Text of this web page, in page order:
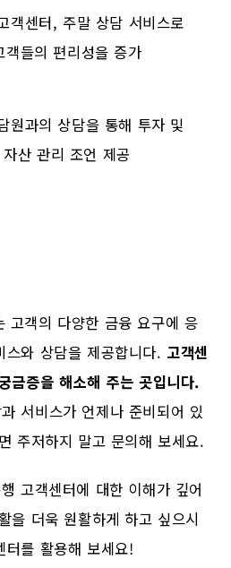
객센터, 주말 상담 서비스로
객들의 편리성을 증가
원과의 상담을 통해 투자 및
자산 관리 조언 제공
고객의 다양한 금융 요구에 응
와 상담을 제공합니다. 고객센
금증을 해소해 주는 곳입니다.
서비스가 언제나 준비되어 있
주저하지 말고 문의해 보세요.
고객센터에 대한 이해가 깊어
을 더욱 원활하게 하고 싶으시
터를 활용해 보세요!